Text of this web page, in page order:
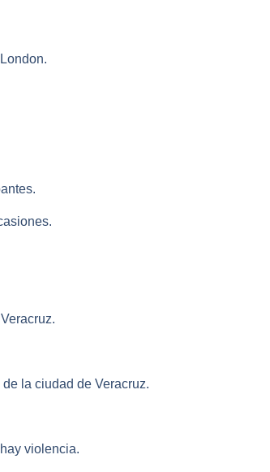
la ciudad de Veracruz.
violencia.